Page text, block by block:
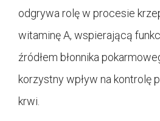
odgrywa rolę w procesie
witaminę A, wspierającą
źródłem błonnika
korzystny wpływ na kontrolę
krwi.